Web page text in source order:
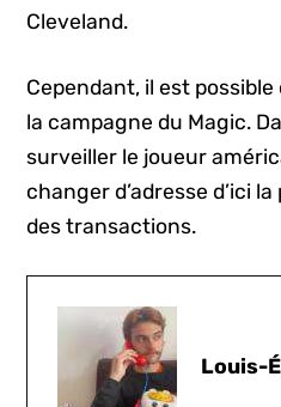
Cleveland.
Cependant, il est
la campagne du Magic.
surveiller le joueur
changer d’adresse d’ici
des transactions.
Louis-